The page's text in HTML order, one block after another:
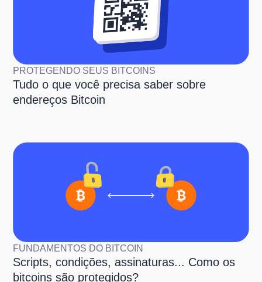
PROTEGENDO SEUS BITCOINS
Tudo o que você precisa saber sobre
endereços Bitcoin
FUNDAMENTOS DO BITCOIN
Scripts, condições, assinaturas... Como os
bitcoins são protegidos?